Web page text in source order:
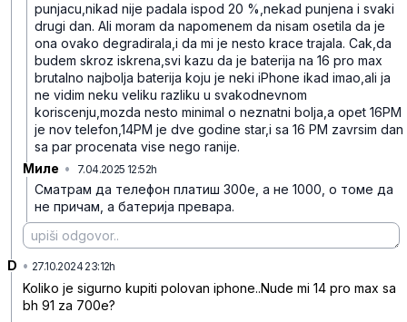
punjacu,nikad nije padala ispod 20 %,nekad punjena i svaki
drugi dan. Ali moram da napomenem da nisam osetila da je
ona ovako degradirala,i da mi je nesto krace trajala. Cak,da
budem skroz iskrena,svi kazu da je baterija na 16 pro max
brutalno najbolja baterija koju je neki iPhone ikad imao,ali ja
ne vidim neku veliku razliku u svakodnevnom
koriscenju,mozda nesto minimal o neznatni bolja,a opet 16PM
je nov telefon,14PM je dve godine star,i sa 16 PM zavrsim dan
sa par procenata vise nego ranije.
Миле • 7.04.2025 12:52h
Сматрам да телефон платиш 300е, а не 1000, о томе да
не причам, а батерија превара.
D • 27.10.2024 23:12h
Koliko je sigurno kupiti polovan iphone..Nude mi 14 pro max sa
bh 91 za 700e?